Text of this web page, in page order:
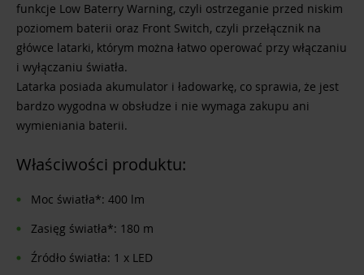
funkcje Low Baterry Warning, czyli ostrzeganie przed niskim
poziomem baterii oraz Front Switch, czyli przełącznik na
główce latarki, którym można łatwo operować przy włączaniu
i wyłączaniu światła.
Latarka posiada akumulator i ładowarkę, co sprawia, że jest
bardzo wygodna w obsłudze i nie wymaga zakupu ani
wymieniania baterii.
Właściwości produktu:
Moc światła*: 400 lm
Zasięg światła*: 180 m
Źródło światła: 1 x LED